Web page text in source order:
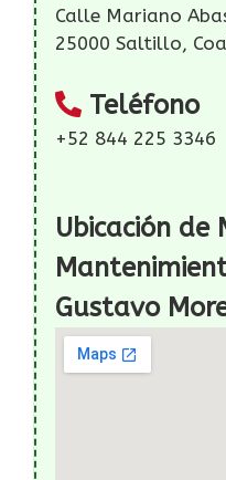
Calle Mariano
25000 Saltillo,
Teléfono
+52 844 225 3346
Ubicación de
Gustavo